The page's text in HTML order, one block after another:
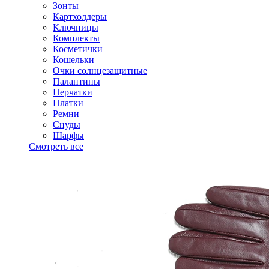
Зонты
Картхолдеры
Ключницы
Комплекты
Косметички
Кошельки
Очки солнцезащитные
Палантины
Перчатки
Платки
Ремни
Снуды
Шарфы
Смотреть все